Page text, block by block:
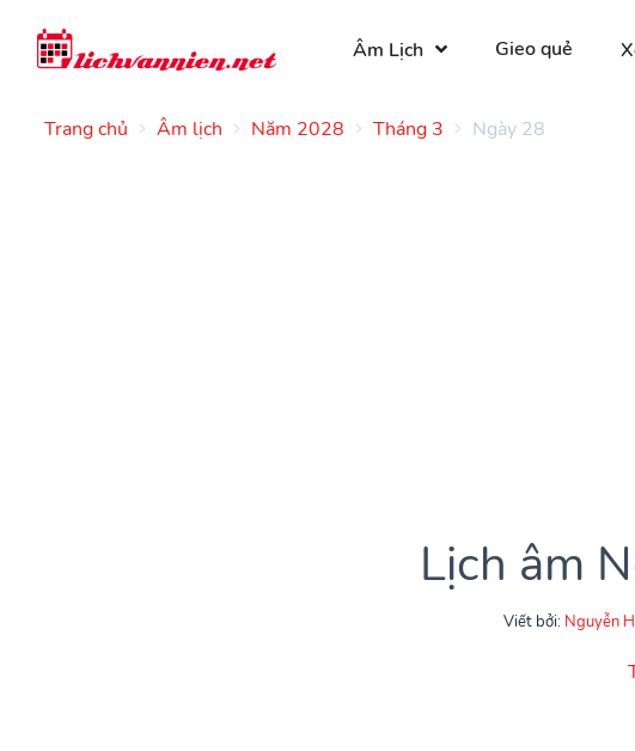
Âm Lịch Gieo quẻ
Trang chủ Âm lịch Năm 2028 Tháng 3 Ngày 28
Lịch âm
Viết bởi: Nguyễn